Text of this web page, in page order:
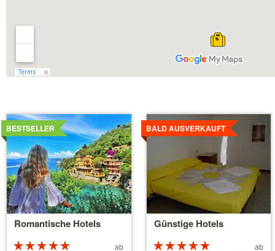
Romantische Hotels
BESTSELLER
Bewertung:
ab
Details
ansehen
Günstige Hotels
BALD AUSVERKAUFT
Bewertung:
ab
Details
ansehen